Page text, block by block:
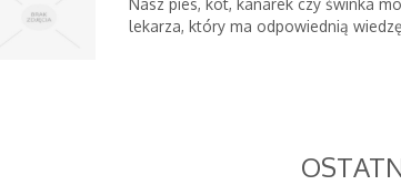
Nasz pies, kot, kanarek czy świnka
lekarza, który ma odpowiednią